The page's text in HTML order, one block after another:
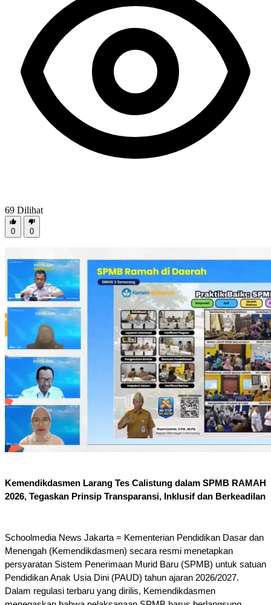
69 Dilihat
0 0
Kemendikdasmen Larang Tes Calistung dalam SPMB RAMAH
2026, Tegaskan Prinsip Transparansi, Inklusif dan Berkeadilan
Schoolmedia News Jakarta = Kementerian Pendidikan Dasar dan
Menengah (Kemendikdasmen) secara resmi menetapkan
persyaratan Sistem Penerimaan Murid Baru (SPMB) untuk satuan
Pendidikan Anak Usia Dini (PAUD) tahun ajaran 2026/2027.
Dalam regulasi terbaru yang dirilis, Kemendikdasmen